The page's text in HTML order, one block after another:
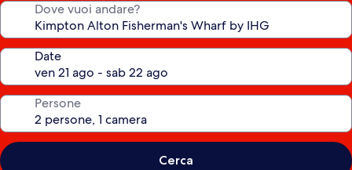
Dove vuoi andare?
Date
Persone
Cerca